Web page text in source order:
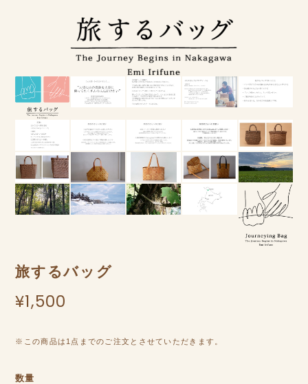
旅するバッグ
¥1,500
※この商品は1点までのご注文とさせていただきます。
数量